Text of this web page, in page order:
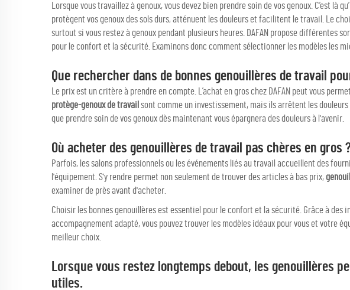
Lorsque vous travaillez à genoux, vous devez bien prendre soin de vos genoux. C’est là
protègent vos genoux des sols durs, atténuent les douleurs et facilitent le travail. Le
surtout si vous restez à genoux pendant plusieurs heures. DAFAN propose différentes
pour le confort et la sécurité. Examinons donc comment sélectionner les modèles les
Que rechercher dans de bonnes genouillères de travail
Le prix est un critère à prendre en compte. L’achat en gros chez DAFAN peut vous
protège-genoux de travail sont comme un investissement, mais ils arrêtent les
que prendre soin de vos genoux dès maintenant vous épargnera des douleurs à l'avenir.
Où acheter des genouillères de travail pas chères en gros
Parfois, les salons professionnels ou les événements liés au travail accueillent des
l'équipement. S'y rendre permet non seulement de trouver des articles à bas prix,
examiner de près avant d'acheter.
Choisir les bonnes genouillères est essentiel pour le confort et la sécurité. Grâce à des
accompagnement adapté, vous pouvez trouver les modèles idéaux pour vous et votre
meilleur choix.
Lorsque vous restez longtemps debout, les genouillères
utiles.